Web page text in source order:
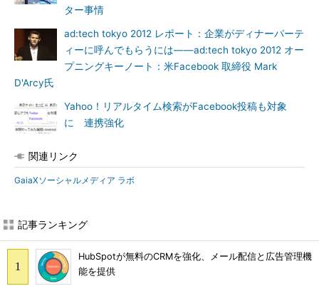
ター事情
ad:tech tokyo 2012 レポート：企業がディナーパーテ
ィーに呼んでもらうには――ad:tech tokyo 2012 オー
プニングキーノート：米Facebook 取締役 Mark
D'Arcy氏
Yahoo！リアルタイム検索がFacebook投稿も対象
に 連携強化
関連リンク
GaiaXソーシャルメディア ラボ
記事ランキング
HubSpotが無料のCRMを強化、メール配信と広告管理機
能を提供